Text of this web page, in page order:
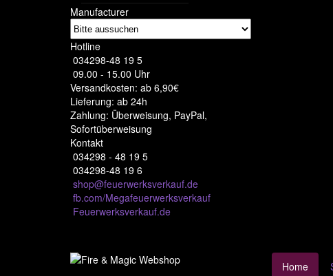
Manufacturer
Hotline
034298-48 19 5
09.00 - 15.00 Uhr
Versandkosten: ab 6,90€
Lieferung: ab 24h
Zahlung: Überweisung, PayPal,
Sofortüberweisung
Kontakt
034298 - 48 19 5
034298-48 19 6
shop@feuerwerksverkauf.de
fb.com/Megafeuerwerksverkauf
Feuerwerksverkauf.de
Home